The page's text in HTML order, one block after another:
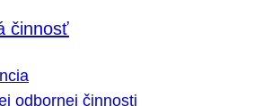
činnosť
odbornej činnosti